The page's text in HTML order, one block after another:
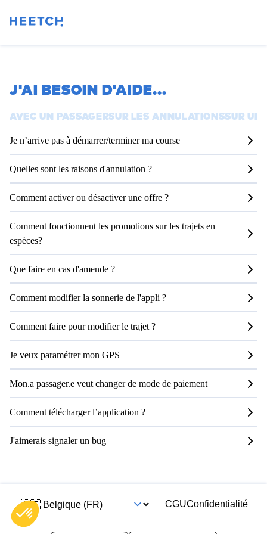
J'AI BESOIN D'AIDE...
AVEC UN PASSAGERSUR LES ANNULATIONSSUR UN
Je n’arrive pas à démarrer/terminer ma course
Quelles sont les raisons d'annulation ?
Comment activer ou désactiver une offre ?
Comment fonctionnent les promotions sur les trajets en
espèces?
Que faire en cas d'amende ?
Comment modifier la sonnerie de l'appli ?
Comment faire pour modifier le trajet ?
Je veux paramétrer mon GPS
Mon.a passager.e veut changer de mode de paiement
Comment télécharger l’application ?
J'aimerais signaler un bug
CGUConfidentialité